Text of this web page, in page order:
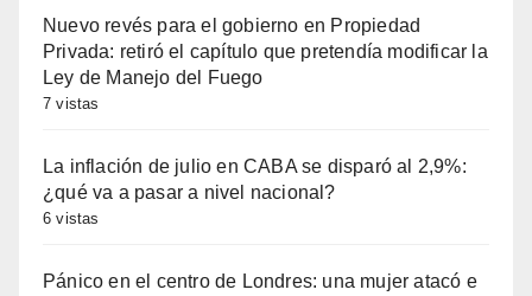
Nuevo revés para el gobierno en Propiedad
Privada: retiró el capítulo que pretendía modificar la
Ley de Manejo del Fuego
7 vistas
La inflación de julio en CABA se disparó al 2,9%:
¿qué va a pasar a nivel nacional?
6 vistas
Pánico en el centro de Londres: una mujer atacó e